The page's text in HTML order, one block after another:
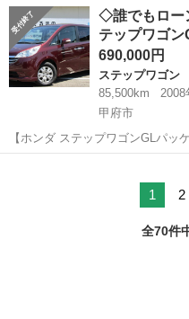
で、お子様も楽しく お出かけできますね!! 後席モニタ
イドド...
山梨 甲府市 ステップワゴ
◇誰でもロー
テップワゴン
690,000円
ステップワゴン
85,500km
2008
甲府市
【ホンダ ステップワゴンGLパ
ライドドア☆ETC 人気のミニバン♪ ゆったり8人乗り♪ LINEで簡単問
1 2
全70件